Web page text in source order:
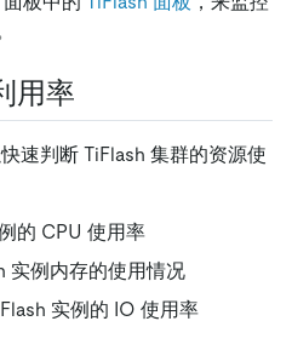
用率
速判断 TiFlash 集群的资源使
的 CPU 使用率
实例内存的使用情况
实例的 IO 使用率